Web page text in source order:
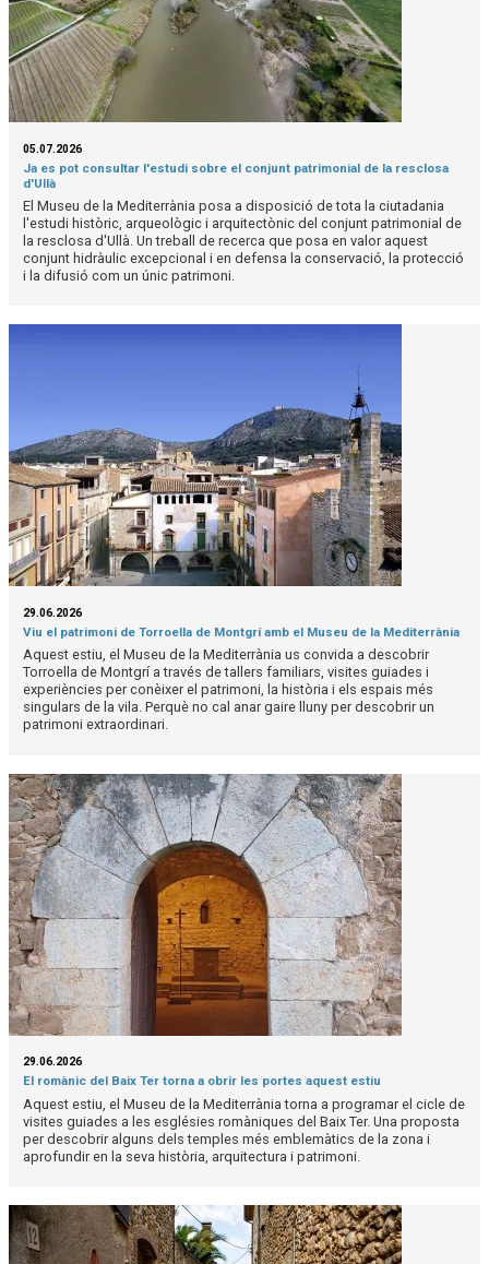
05.07.2026
Ja es pot consultar l'estudi sobre el conjunt patrimonial de la resclosa
d'Ullà
El Museu de la Mediterrània posa a disposició de tota la ciutadania
l'estudi històric, arqueològic i arquitectònic del conjunt patrimonial de
la resclosa d'Ullà. Un treball de recerca que posa en valor aquest
conjunt hidràulic excepcional i en defensa la conservació, la protecció
i la difusió com un únic patrimoni.
29.06.2026
Viu el patrimoni de Torroella de Montgrí amb el Museu de la Mediterrània
Aquest estiu, el Museu de la Mediterrània us convida a descobrir
Torroella de Montgrí a través de tallers familiars, visites guiades i
experiències per conèixer el patrimoni, la història i els espais més
singulars de la vila. Perquè no cal anar gaire lluny per descobrir un
patrimoni extraordinari.
29.06.2026
El romànic del Baix Ter torna a obrir les portes aquest estiu
Aquest estiu, el Museu de la Mediterrània torna a programar el cicle de
visites guiades a les esglésies romàniques del Baix Ter. Una proposta
per descobrir alguns dels temples més emblemàtics de la zona i
aprofundir en la seva història, arquitectura i patrimoni.